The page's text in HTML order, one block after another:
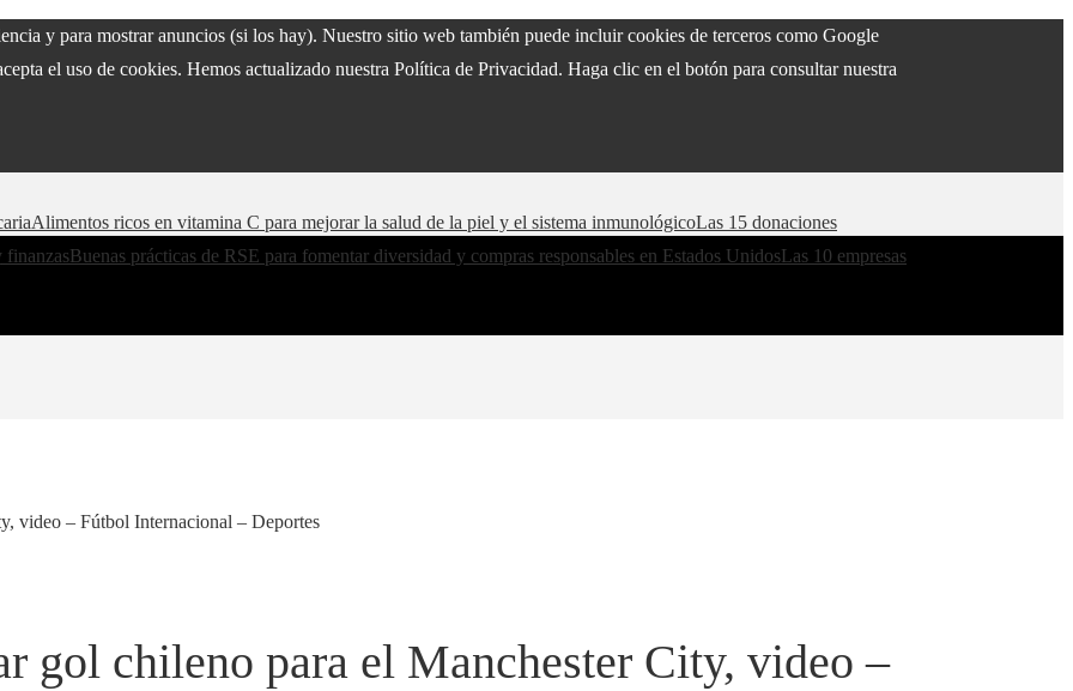
y para mostrar anuncios (si los hay). Nuestro sitio web también puede incluir cookies de terceros como Google
el uso de cookies. Hemos actualizado nuestra Política de Privacidad. Haga clic en el botón para consultar nuestra
Alimentos ricos en vitamina C para mejorar la salud de la piel y el sistema inmunológicoLas 15 donaciones
finanzasBuenas prácticas de RSE para fomentar diversidad y compras responsables en Estados UnidosLas 10 empresas
video – Fútbol Internacional – Deportes
gol chileno para el Manchester City, video –